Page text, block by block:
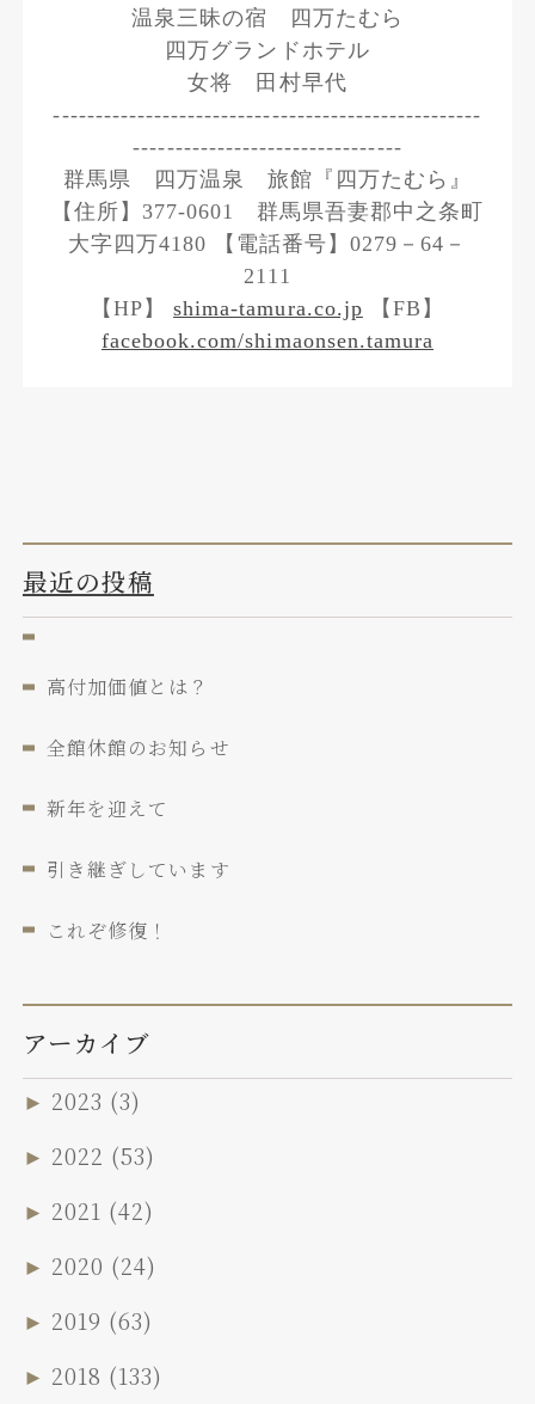
温泉三昧の宿 四万たむら
四万グランドホテル
女将 田村早代
---------------------------------------------------
--------------------------------
群馬県 四万温泉 旅館『四万たむら』
【住所】377-0601 群馬県吾妻郡中之条町
大字四万4180 【電話番号】0279－64－
2111
【HP】shima-tamura.co.jp 【FB】
facebook.com/shimaonsen.tamura
最近の投稿
高付加価値とは？
全館休館のお知らせ
新年を迎えて
引き継ぎしています
これぞ修復！
アーカイブ
► 2023 (3)
► 2022 (53)
► 2021 (42)
► 2020 (24)
► 2019 (63)
► 2018 (133)